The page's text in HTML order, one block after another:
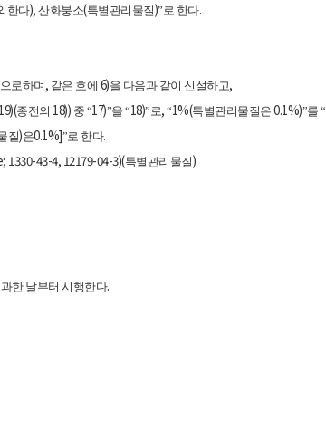
한다),산화붕소(특별관리물질)”로 한다.
로하며, 같은 호에 6)을 다음과 같이 신설하고,
19)(종전의 18)) 중 “17)”을 “18)”로,“1%(특별관리물질은 0.1%)”를 “
질)은0.1%]”로 한다.
43-4, 12179-04-3)(특별관리물질)
한 날부터 시행한다.